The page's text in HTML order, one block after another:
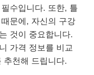
수입니다. 또한, 틀
문에, 자신의 구강
것이 중요합니다.
가격 정보를 비교
추천해 드립니다.